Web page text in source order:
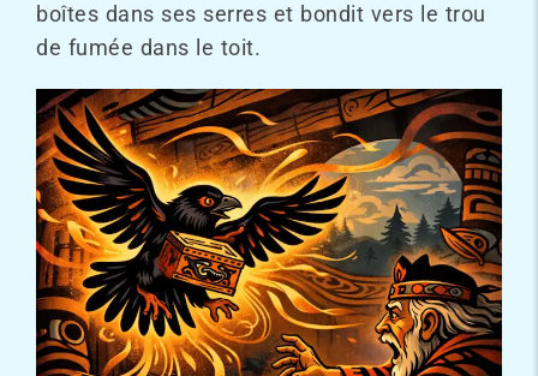
boîtes dans ses serres et bondit vers le trou
de fumée dans le toit.